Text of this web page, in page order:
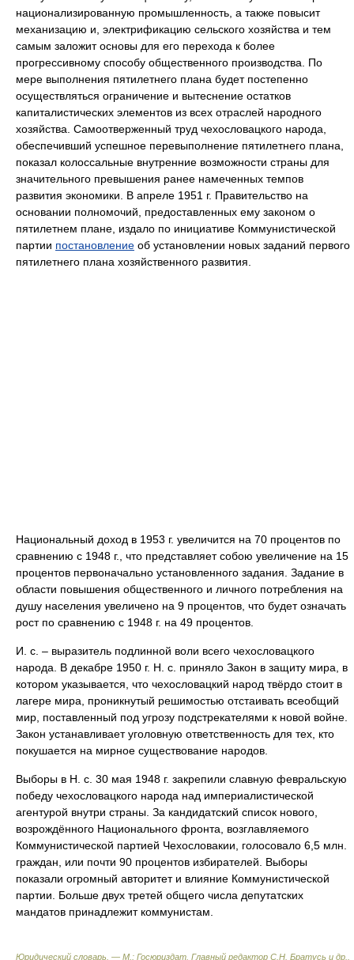
национализированную промышленность, а также повысит
механизацию и, электрификацию сельского хозяйства и тем
самым заложит основы для его перехода к более
прогрессивному способу общественного производства. По
мере выполнения пятилетнего плана будет постепенно
осуществляться ограничение и вытеснение остатков
капиталистических элементов из всех отраслей народного
хозяйства. Самоотверженный труд чехословацкого народа,
обеспечивший успешное перевыполнение пятилетнего плана,
показал колоссальные внутренние возможности страны для
значительного превышения ранее намеченных темпов
развития экономики. В апреле 1951 г. Правительство на
основании полномочий, предоставленных ему законом о
пятилетнем плане, издало по инициативе Коммунистической
партии постановление об установлении новых заданий первого
пятилетнего плана хозяйственного развития.
Национальный доход в 1953 г. увеличится на 70 процентов по
сравнению с 1948 г., что представляет собою увеличение на 15
процентов первоначально установленного задания. Задание в
области повышения общественного и личного потребления на
душу населения увеличено на 9 процентов, что будет означать
рост по сравнению с 1948 г. на 49 процентов.
И. с. – выразитель подлинной воли всего чехословацкого
народа. В декабре 1950 г. Н. с. приняло Закон в защиту мира, в
котором указывается, что чехословацкий народ твёрдо стоит в
лагере мира, проникнутый решимостью отстаивать всеобщий
мир, поставленный под угрозу подстрекателями к новой войне.
Закон устанавливает уголовную ответственность для тех, кто
покушается на мирное существование народов.
Выборы в Н. с. 30 мая 1948 г. закрепили славную февральскую
победу чехословацкого народа над империалистической
агентурой внутри страны. За кандидатский список нового,
возрождённого Национального фронта, возглавляемого
Коммунистической партией Чехословакии, голосовало 6,5 млн.
граждан, или почти 90 процентов избирателей. Выборы
показали огромный авторитет и влияние Коммунистической
партии. Больше двух третей общего числа депутатских
мандатов принадлежит коммунистам.
Юридический словарь. — М.: Госюриздат Главный редактор С.Н. Братусь и др.